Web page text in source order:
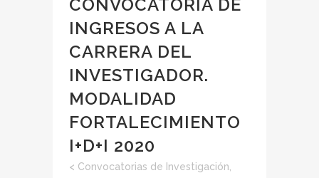
CONVOCATORIA DE
INGRESOS A LA
CARRERA DEL
INVESTIGADOR.
MODALIDAD
FORTALECIMIENTO
I+D+I 2020
< Convocatorias de Investigación